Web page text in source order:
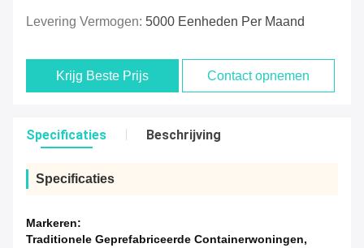
Levering Vermogen: 5000 Eenheden Per Maand
Krijg Beste Prijs Contact opnemen
Specificaties Beschrijving
Specificaties
Markeren:
Traditionele Geprefabriceerde Containerwoningen,